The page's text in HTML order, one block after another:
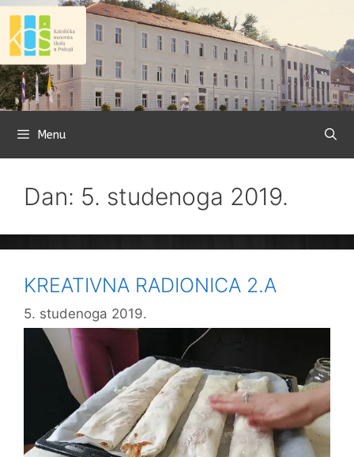
Preskoči
sadržaj
Menu
Dan: 5. studenoga 2019.
KREATIVNA RADIONICA 2.A
5. studenoga 2019.